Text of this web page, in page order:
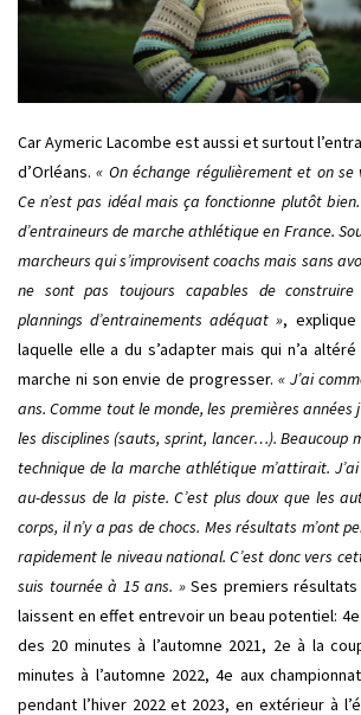
Car Aymeric Lacombe est aussi et surtout
d’Orléans.« On échange régulièrement et on
Ce n’est pas idéal mais ça fonctionne plutôt
d’entraineurs de marche athlétique en France.
marcheurs qui s’improvisent coachs mais sans
ne sont pas toujours capables de
plannings d’entrainements adéquat », explique
laquelle elle a du s’adapter mais qui n’a
marche ni son envie de progresser. « J’ai
ans. Comme tout le monde, les premières années
les disciplines (sauts, sprint, lancer…). Beaucoup
technique de la marche athlétique m’attirait.
au-dessus de la piste. C’est plus doux que les
corps, il n’y a pas de chocs. Mes résultats m’ont
rapidement le niveau national. C’est donc vers
suis tournée à 15 ans. »Ses premiers
laissent en effet entrevoir un beau potentiel:
des 20 minutes à l’automne 2021, 2e à la
minutes à l’automne 2022, 4e aux
pendant l’hiver 2022 et 2023, en extérieur à